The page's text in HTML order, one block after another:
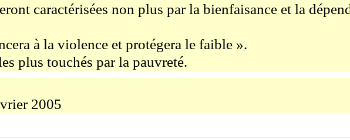
caractérisées non plus par la bienfaisance et la
à la violence et protégera le faible ».
plus touchés par la pauvreté.
2005